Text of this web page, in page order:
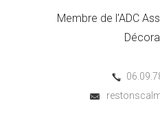
Membre de l'ADC